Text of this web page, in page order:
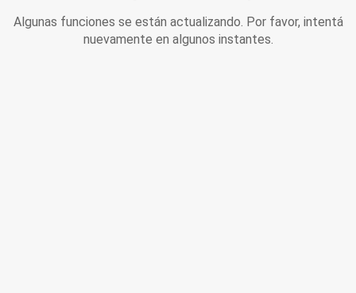
Algunas funciones se están actualizando. Por favor, intentá
nuevamente en algunos instantes.